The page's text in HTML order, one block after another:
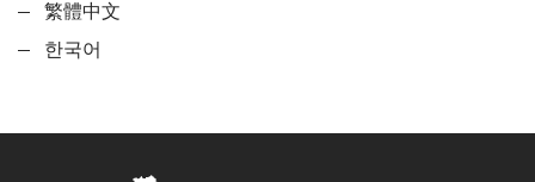
繁體中文
한국어